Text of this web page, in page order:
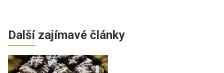
Další zajímavé články